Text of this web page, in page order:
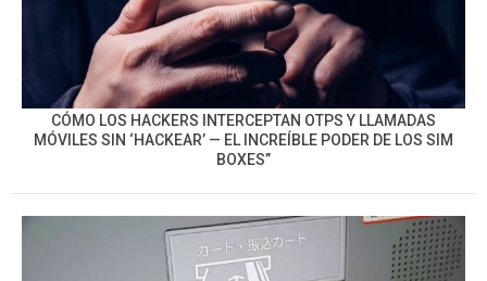
CÓMO LOS HACKERS INTERCEPTAN OTPS Y LLAMADAS
MÓVILES SIN ‘HACKEAR’ — EL INCREÍBLE PODER DE LOS SIM
BOXES”